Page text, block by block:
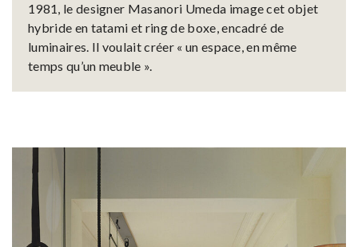
1981, le designer Masanori Umeda image cet objet
hybride en tatami et ring de boxe, encadré de
luminaires. Il voulait créer « un espace, en même
temps qu’un meuble ».